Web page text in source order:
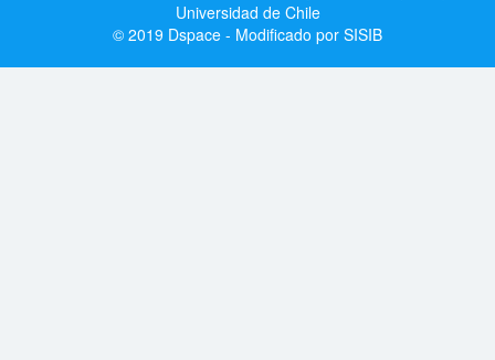
Universidad de Chile
© 2019 Dspace - Modificado por SISIB